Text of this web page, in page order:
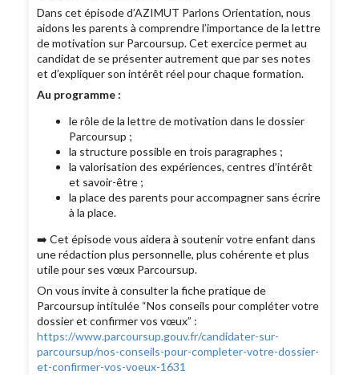
Dans cet épisode d’AZIMUT Parlons Orientation, nous
aidons les parents à comprendre l’importance de la lettre
de motivation sur Parcoursup. Cet exercice permet au
candidat de se présenter autrement que par ses notes
et d’expliquer son intérêt réel pour chaque formation.
Au programme :
le rôle de la lettre de motivation dans le dossier
Parcoursup ;
la structure possible en trois paragraphes ;
la valorisation des expériences, centres d’intérêt
et savoir-être ;
la place des parents pour accompagner sans écrire
à la place.
➡️ Cet épisode vous aidera à soutenir votre enfant dans
une rédaction plus personnelle, plus cohérente et plus
utile pour ses vœux Parcoursup.
On vous invite à consulter la fiche pratique de
Parcoursup intitulée “Nos conseils pour compléter votre
dossier et confirmer vos vœux” :
https://www.parcoursup.gouv.fr/candidater-sur-
parcoursup/nos-conseils-pour-completer-votre-dossier-
et-confirmer-vos-voeux-1631